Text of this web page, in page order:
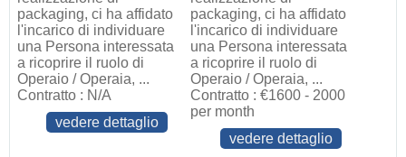
packaging, ci ha affidato
l'incarico di individuare
una Persona interessata
a ricoprire il ruolo di
Operaio / Operaia, ...
Contratto : N/A
vedere dettaglio
packaging, ci ha affidato
l'incarico di individuare
una Persona interessata
a ricoprire il ruolo di
Operaio / Operaia, ...
Contratto : €1600 - 2000
per month
vedere dettaglio